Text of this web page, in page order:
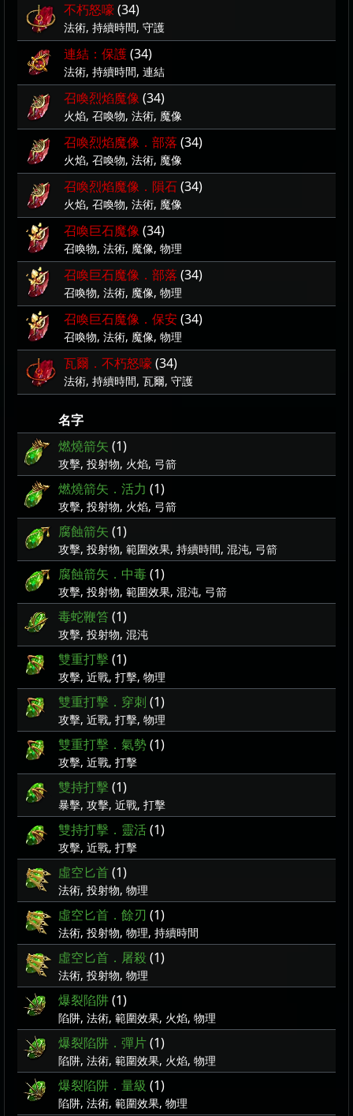
不朽怒嚎(34)
法術, 持續時間, 守護
連結：保護(34)
法術, 持續時間, 連結
召喚烈焰魔像 (34)
火焰, 召喚物, 法術, 魔像
召喚烈焰魔像．部落 (34)
火焰, 召喚物, 法術, 魔像
召喚烈焰魔像．隕石(34)
火焰, 召喚物, 法術, 魔像
召喚巨石魔像 (34)
召喚物, 法術, 魔像, 物理
召喚巨石魔像．部落 (34)
召喚物, 法術, 魔像, 物理
召喚巨石魔像．保安(34)
召喚物, 法術, 魔像, 物理
瓦爾．不朽怒嚎(34)
法術, 持續時間, 瓦爾, 守護
名字
燃燒箭矢 (1)
攻擊, 投射物, 火焰, 弓箭
燃燒箭矢．活力 (1)
攻擊, 投射物, 火焰, 弓箭
腐蝕箭矢 (1)
攻擊, 投射物, 範圍效果, 持續時間, 混沌, 弓箭
腐蝕箭矢．中毒(1)
攻擊, 投射物, 範圍效果, 混沌, 弓箭
毒蛇鞭笞(1)
攻擊, 投射物, 混沌
雙重打擊(1)
攻擊, 近戰, 打擊, 物理
雙重打擊．穿刺 (1)
攻擊, 近戰, 打擊, 物理
雙重打擊．氣勢(1)
攻擊, 近戰, 打擊
雙持打擊(1)
暴擊, 攻擊, 近戰, 打擊
雙持打擊．靈活(1)
攻擊, 近戰, 打擊
虛空匕首(1)
法術, 投射物, 物理
虛空匕首．餘刃 (1)
法術, 投射物, 物理, 持續時間
虛空匕首．屠殺(1)
法術, 投射物, 物理
爆裂陷阱(1)
陷阱, 法術, 範圍效果, 火焰, 物理
爆裂陷阱．彈片(1)
陷阱, 法術, 範圍效果, 火焰, 物理
爆裂陷阱．量級 (1)
陷阱, 法術, 範圍效果, 物理